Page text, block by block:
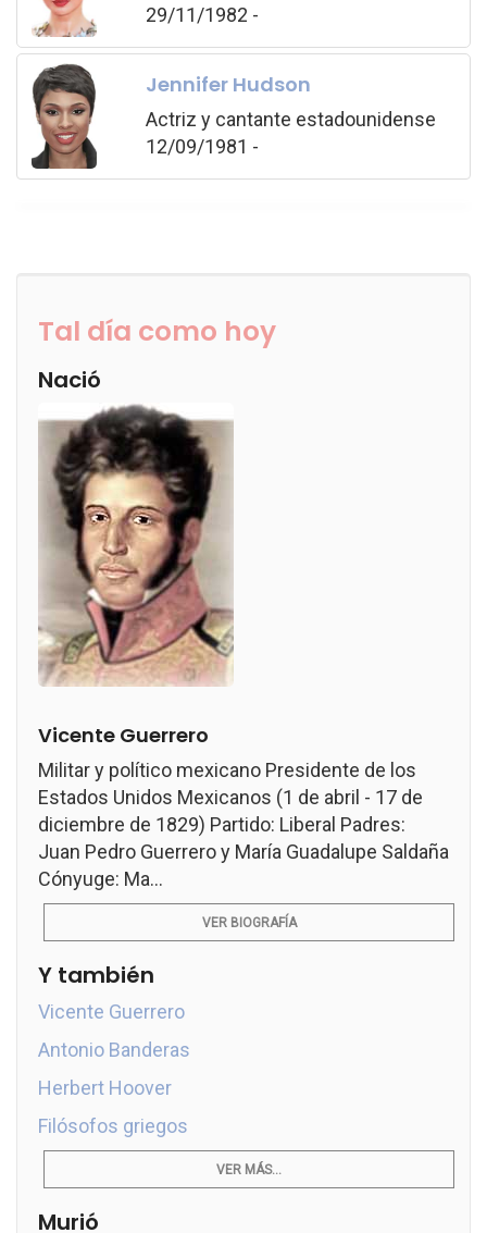
29/11/1982 -
Jennifer Hudson
Actriz y cantante estadounidense
12/09/1981 -
Tal día como hoy
Nació
Vicente Guerrero
Militar y político mexicano Presidente de los
Estados Unidos Mexicanos (1 de abril - 17 de
diciembre de 1829) Partido: Liberal Padres:
Juan Pedro Guerrero y María Guadalupe Saldaña
Cónyuge: Ma...
VER BIOGRAFÍA
Y también
Vicente Guerrero
Antonio Banderas
Herbert Hoover
Filósofos griegos
VER MÁS...
Murió